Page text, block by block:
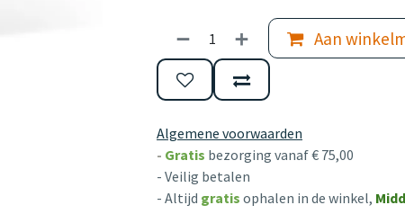
Aan
Algemene voorwaarden
- Gratis bezorging vanaf € 75,00
- Veilig betalen
- Altijd gratis ophalen in de winkel,